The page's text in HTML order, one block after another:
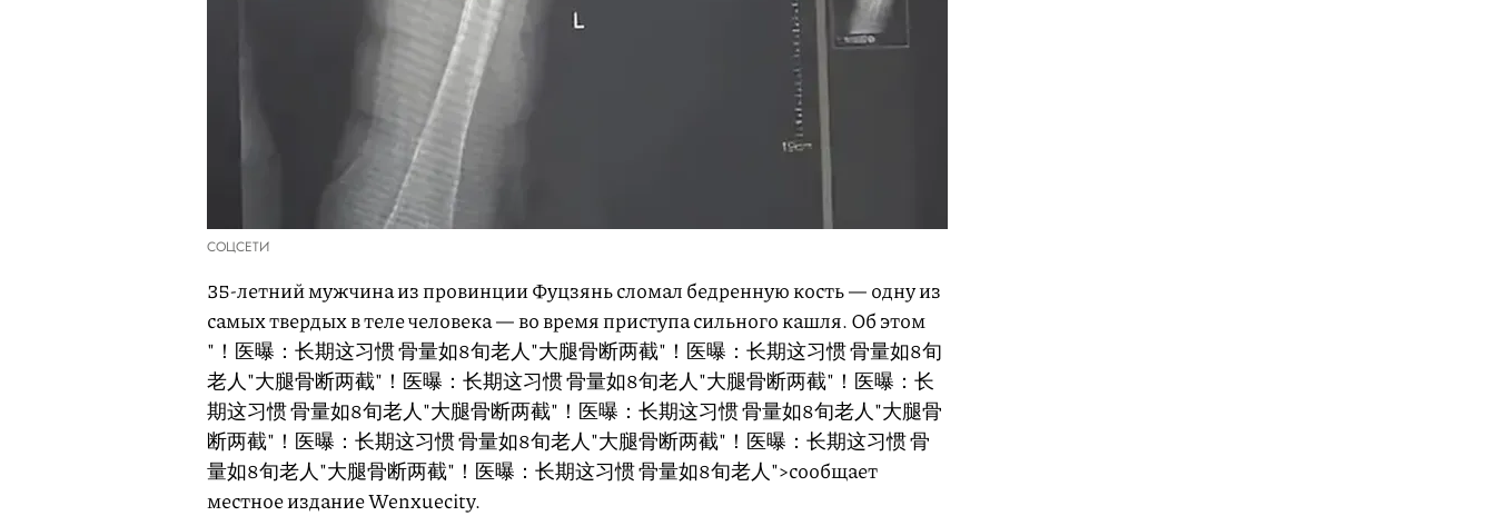
СОЦСЕТИ
35-летний мужчина из провинции Фуцзянь сломал бедренную кость — одну из
самых твердых в теле человека — во время приступа сильного кашля. Об этом
"！医曝：长期这习惯 骨量如8旬老人"大腿骨断两截"！医曝：长期这习惯 骨量如8旬
老人"大腿骨断两截"！医曝：长期这习惯 骨量如8旬老人"大腿骨断两截"！医曝：长
期这习惯 骨量如8旬老人"大腿骨断两截"！医曝：长期这习惯 骨量如8旬老人"大腿骨
断两截"！医曝：长期这习惯 骨量如8旬老人"大腿骨断两截"！医曝：长期这习惯 骨
量如8旬老人"大腿骨断两截"！医曝：长期这习惯 骨量如8旬老人">сообщает
местное издание Wenxuecity.